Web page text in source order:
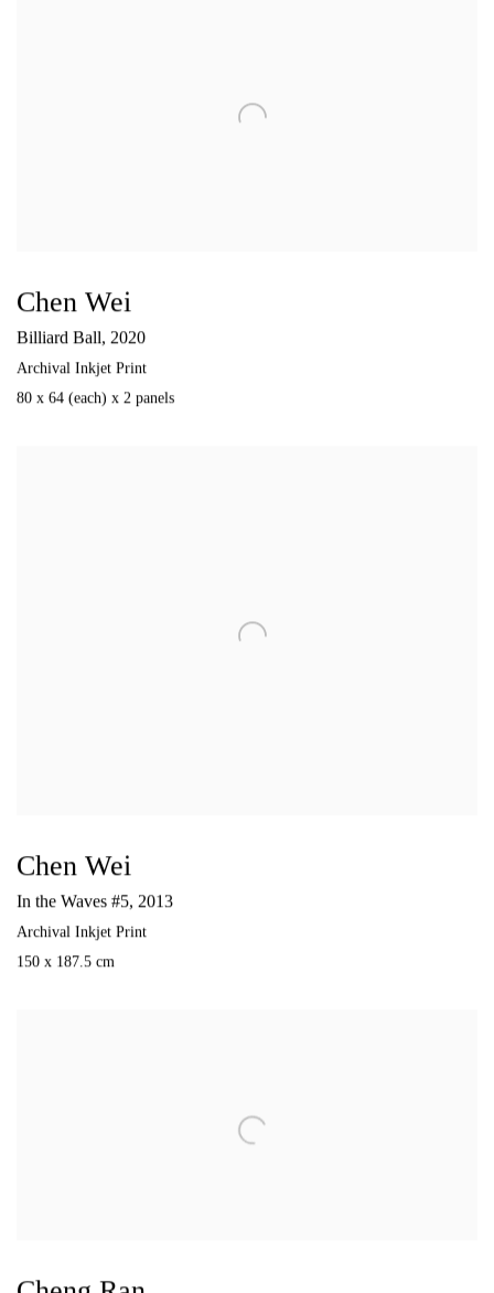
Chen Wei
Billiard Ball, 2020
Archival Inkjet Print
80 x 64 (each) x 2 panels
Chen Wei
In the Waves #5, 2013
Archival Inkjet Print
150 x 187.5 cm